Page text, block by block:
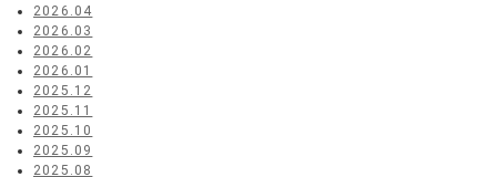
2026.04
2026.03
2026.02
2026.01
2025.12
2025.11
2025.10
2025.09
2025.08